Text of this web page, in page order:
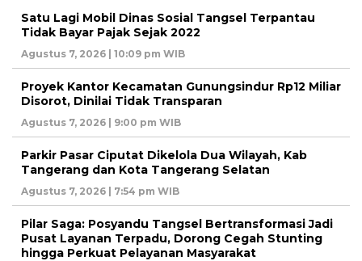
Satu Lagi Mobil Dinas Sosial Tangsel Terpantau
Tidak Bayar Pajak Sejak 2022
Agustus 7, 2026 | 10:09 pm WIB
Proyek Kantor Kecamatan Gunungsindur Rp12 Miliar
Disorot, Dinilai Tidak Transparan
Agustus 7, 2026 | 9:00 pm WIB
Parkir Pasar Ciputat Dikelola Dua Wilayah, Kab
Tangerang dan Kota Tangerang Selatan
Agustus 7, 2026 | 7:54 pm WIB
Pilar Saga: Posyandu Tangsel Bertransformasi Jadi
Pusat Layanan Terpadu, Dorong Cegah Stunting
hingga Perkuat Pelayanan Masyarakat